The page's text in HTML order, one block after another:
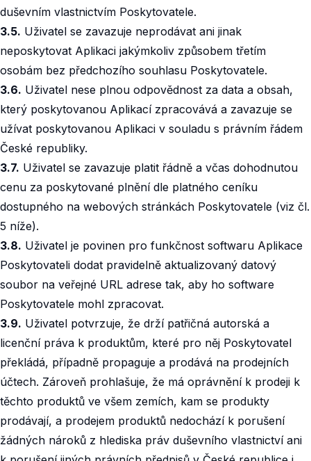
duševním vlastnictvím Poskytovatele.
3.5. Uživatel se zavazuje neprodávat ani jinak
neposkytovat Aplikaci jakýmkoliv způsobem třetím
osobám bez předchozího souhlasu Poskytovatele.
3.6. Uživatel nese plnou odpovědnost za data a obsah,
který poskytovanou Aplikací zpracovává a zavazuje se
užívat poskytovanou Aplikaci v souladu s právním řádem
České republiky.
3.7. Uživatel se zavazuje platit řádně a včas dohodnutou
cenu za poskytované plnění dle platného ceníku
dostupného na webových stránkách Poskytovatele (viz čl.
5 níže).
3.8. Uživatel je povinen pro funkčnost softwaru Aplikace
Poskytovateli dodat pravidelně aktualizovaný datový
soubor na veřejné URL adrese tak, aby ho software
Poskytovatele mohl zpracovat.
3.9. Uživatel potvrzuje, že drží patřičná autorská a
licenční práva k produktům, které pro něj Poskytovatel
překládá, případně propaguje a prodává na prodejních
účtech. Zároveň prohlašuje, že má oprávnění k prodeji k
těchto produktů ve všem zemích, kam se produkty
prodávají, a prodejem produktů nedochází k porušení
žádných nároků z hlediska práv duševního vlastnictví ani